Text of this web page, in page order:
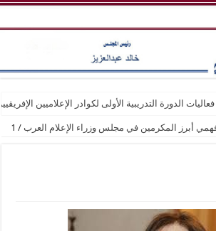
الدورة التدريبية الأولى لكوادر الإعلاميين
فهمي أبرز المكرمين في مجلس وزراء الإعلام العرب /
1